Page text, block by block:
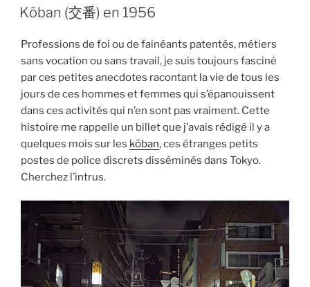
ON
Kōban (交番) en 1956
Professions de foi ou de fainéants patentés, métiers
sans vocation ou sans travail, je suis toujours fasciné
par ces petites anecdotes racontant la vie de tous les
jours de ces hommes et femmes qui s’épanouissent
dans ces activités qui n’en sont pas vraiment. Cette
histoire me rappelle un billet que j’avais rédigé il y a
quelques mois sur les kōban, ces étranges petits
postes de police discrets disséminés dans Tokyo.
Cherchez l’intrus.